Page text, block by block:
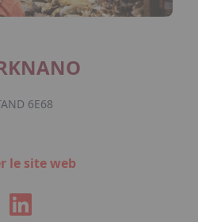
6E68
le site web